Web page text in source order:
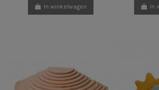
In winkelwagen In